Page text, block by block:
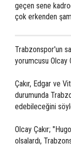
geçen sene
çok erkenden
Trabzonspor'un
yorumcusu Olcay
Çakır, Edgar ve
durumunda
edebileceğini
Olcay Çakır;
olsalardı,